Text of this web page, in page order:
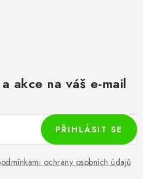
akce na váš e-mail
ochrany osobních údajů
PŘIHLÁSIT SE